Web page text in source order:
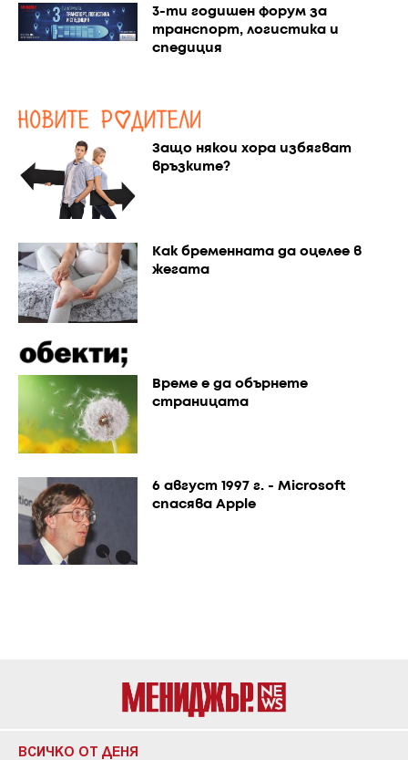
3-ти годишен форум за
транспорт, логистика и
спедиция
Защо някои хора избягват
връзките?
Как бременната да оцелее в
жегата
Време е да обърнете
страницата
6 август 1997 г. - Microsoft
спасява Apple
ВСИЧКО ОТ ДЕНЯ